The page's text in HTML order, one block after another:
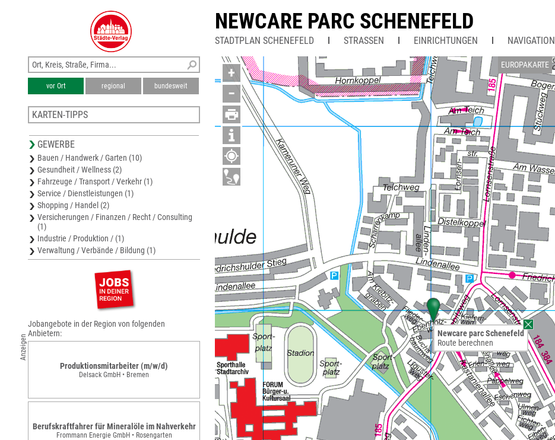
NEWCARE PARC SCHENEFELD
STADTPLAN SCHENEFELD STRASSEN EINRICHTUNGEN NAVIGATION
EUROPAKARTE
+
−
Newcare parc Schenefeld
Route berechnen
vor Ort regional bundesweit
KARTEN-TIPPS
Karte Landkreis Pinneberg
Stadtplan Jork
Stadtplan Norderstedt
Stadtplan Buxtehude
GEWERBE
Bauen / Handwerk / Garten (10)
Gesundheit / Wellness (2)
Fahrzeuge / Transport / Verkehr (1)
Service / Dienstleistungen (1)
Shopping / Handel (2)
Versicherungen / Finanzen / Recht / Consulting
(1)
Industrie / Produktion / (1)
Verwaltung / Verbände / Bildung (1)
Anzeigen
Jobangebote in der Region von folgenden
Anbietern:
Produktionsmitarbeiter (m/w/d)
Delsack GmbH • Bremen
Berufskraftfahrer für Mineralöle im Nahverkehr
Frommann Energie GmbH • Rosengarten